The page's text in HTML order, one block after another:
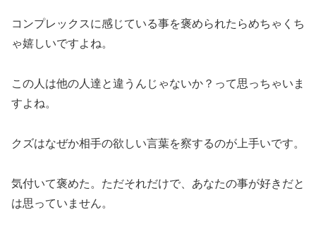
コンプレックスに感じている事を褒められたらめちゃくち
ゃ嬉しいですよね。
この人は他の人達と違うんじゃないか？って思っちゃいま
すよね。
クズはなぜか相手の欲しい言葉を察するのが上手いです。
気付いて褒めた。ただそれだけで、あなたの事が好きだと
は思っていません。